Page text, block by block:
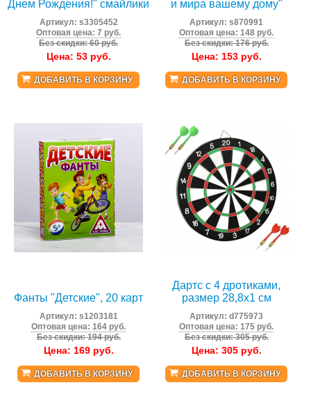
Днем Рождения!" смайлики
Артикул: s3305452
Оптовая цена: 7 руб.
Без скидки: 60 руб.
Цена: 53руб.
ДОБАВИТЬ В КОРЗИНУ
и мира вашему дому"
Артикул:s870991
Оптовая цена: 148 руб.
Без скидки: 176 руб.
Цена: 153руб.
ДОБАВИТЬ В КОРЗИНУ
Фанты "Детские", 20 карт
Артикул: s1203181
Оптовая цена: 164 руб.
Без скидки: 194 руб.
Цена: 169руб.
ДОБАВИТЬ В КОРЗИНУ
Дартс с 4 дротиками,
размер 28,8х1 см
Артикул:d775973
Оптовая цена: 175 руб.
Без скидки: 305 руб.
Цена: 305руб.
ДОБАВИТЬ В КОРЗИНУ